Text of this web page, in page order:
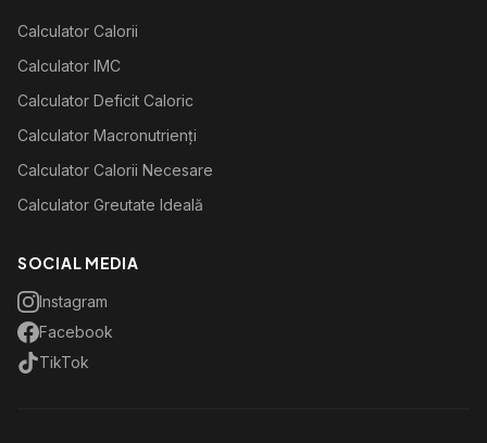
Calculator Calorii
Calculator IMC
Calculator Deficit Caloric
Calculator Macronutrienți
Calculator Calorii Necesare
Calculator Greutate Ideală
SOCIAL MEDIA
Instagram
Facebook
TikTok